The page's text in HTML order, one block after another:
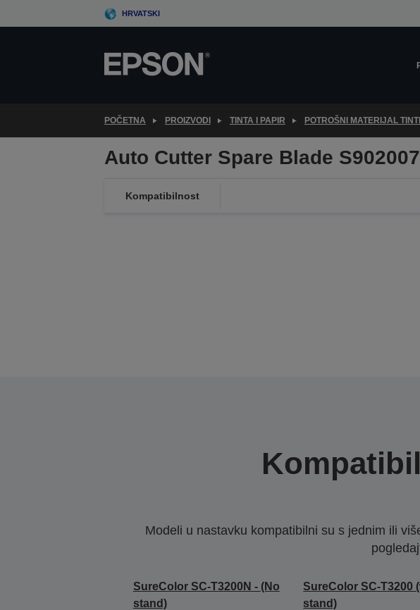
to
HRVATSKI
POČETNA PROIZVODI TINTA I PAPIR POTROŠNI MATERIJAL
Auto Cutter Spare Blade S902007
Kompatibilnost
Modeli u nastavku kompatibilni su s jednim ili
SureColor SC-T3200N - (No
stand)
SureColor SC-T3200
stand)